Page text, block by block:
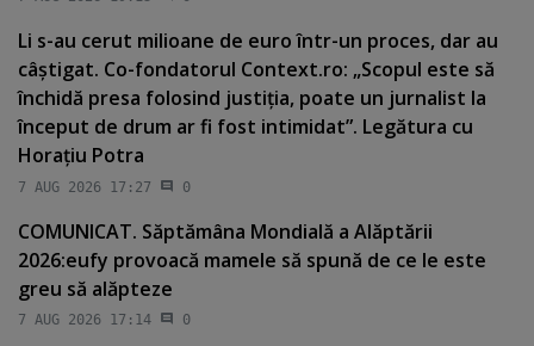
Li s-au cerut milioane de euro într-un proces, dar au
câştigat. Co-fondatorul Context.ro: „Scopul este să
închidă presa folosind justiţia, poate un jurnalist la
început de drum ar fi fost intimidat”. Legătura cu
Horaţiu Potra
7 AUG 2026 17:27 0
COMUNICAT. Săptămâna Mondială a Alăptării
2026:eufy provoacă mamele să spună de ce le este
greu să alăpteze
7 AUG 2026 17:14 0